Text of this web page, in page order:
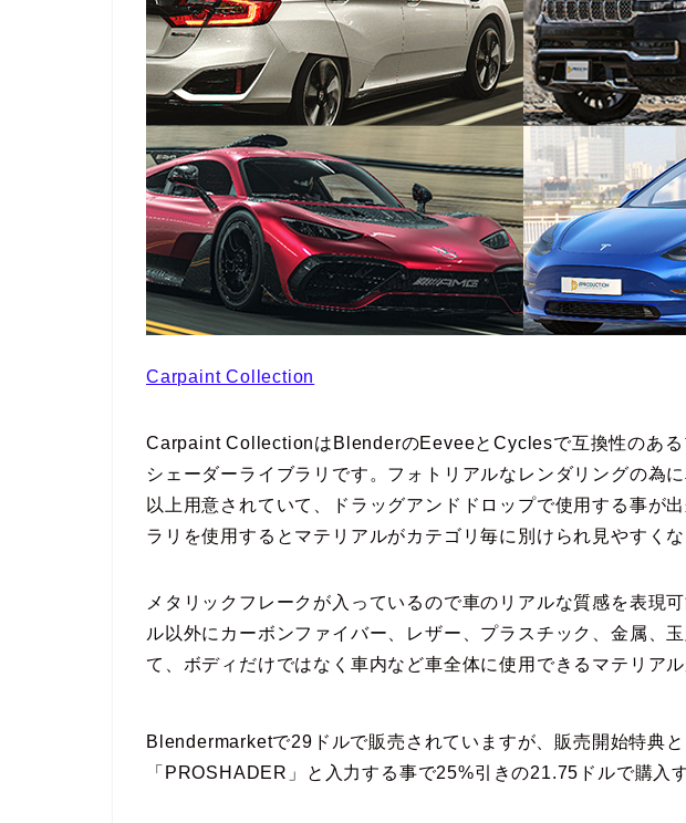
Carpaint Collection
Carpaint CollectionはBlenderのEeveeとCyclesで互換性のある
シェーダーライブラリです。フォトリアルなレンダリングの為
以上用意されていて、ドラッグアンドドロップで使用する事が
ラリを使用するとマテリアルがカテゴリ毎に別けられ見やすくな
メタリックフレークが入っているので車のリアルな質感を表現
ル以外にカーボンファイバー、レザー、プラスチック、金属、
て、ボディだけではなく車内など車全体に使用できるマテリアル
Blendermarketで29ドルで販売されていますが、販売開始特典
「PROSHADER」と入力する事で25%引きの21.75ドルで購入